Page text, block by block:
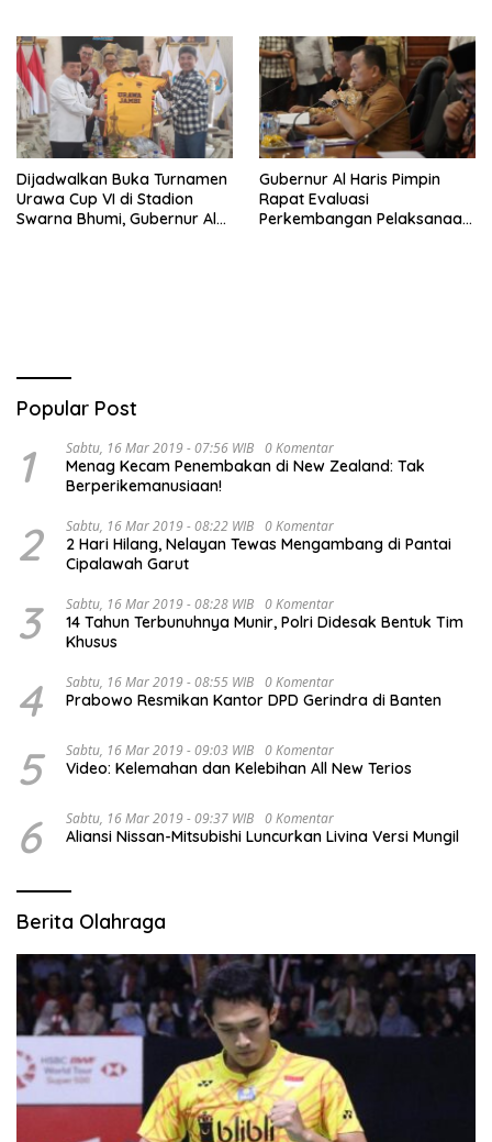
Dijadwalkan Buka Turnamen
Urawa Cup VI di Stadion
Swarna Bhumi, Gubernur Al
Gubernur Al Haris Pimpin
Rapat Evaluasi
Perkembangan Pelaksanaan
Popular Post
1 Sabtu, 16 Mar 2019 - 07:56 WIB 0 Komentar
Menag Kecam Penembakan di New Zealand: Tak
Berperikemanusiaan!
2 Sabtu, 16 Mar 2019 - 08:22 WIB 0 Komentar
2 Hari Hilang, Nelayan Tewas Mengambang di Pantai
Cipalawah Garut
3 Sabtu, 16 Mar 2019 - 08:28 WIB 0 Komentar
14 Tahun Terbunuhnya Munir, Polri Didesak Bentuk Tim
Khusus
4 Sabtu, 16 Mar 2019 - 08:55 WIB 0 Komentar
Prabowo Resmikan Kantor DPD Gerindra di Banten
5 Sabtu, 16 Mar 2019 - 09:03 WIB 0 Komentar
Video: Kelemahan dan Kelebihan All New Terios
6 Sabtu, 16 Mar 2019 - 09:37 WIB 0 Komentar
Aliansi Nissan-Mitsubishi Luncurkan Livina Versi Mungil
Berita Olahraga